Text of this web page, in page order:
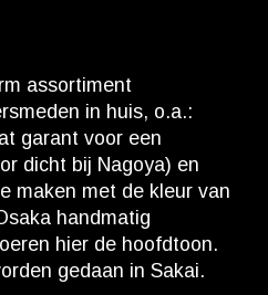
assortiment
in huis, o.a.:
garant voor een
dicht bij Nagoya) en
maken met de kleur van
handmatig
hier de hoofdtoon.
gedaan in Sakai.